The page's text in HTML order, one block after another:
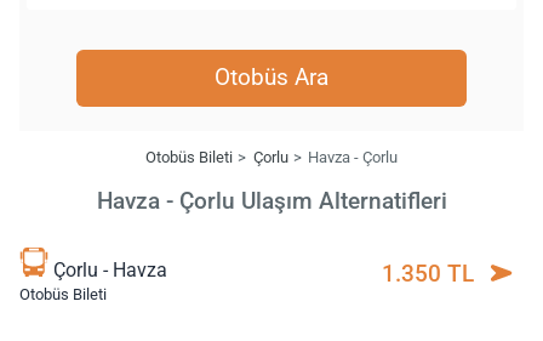
Otobüs Ara
Otobüs Bileti Çorlu Havza - Çorlu
Havza - Çorlu Ulaşım Alternatifleri
Çorlu - Havza
Otobüs Bileti
1.350 TL